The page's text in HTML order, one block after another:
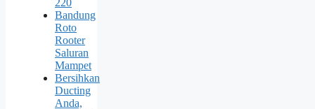
Bandung
Roto
Rooter
Saluran
Mampet
Bersihkan
Ducting
Anda,